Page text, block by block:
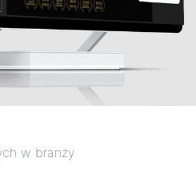
w branży